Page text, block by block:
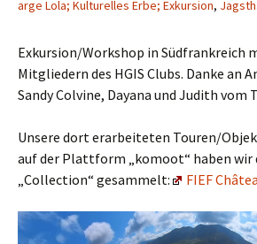
arge Lola; Kulturelles Erbe; Exkursion,
Exkursion/Workshop in Südfrankreich
Mitgliedern des HGIS Clubs. Danke an
Sandy Colvine, Dayana und Judith vom
Unsere dort erarbeiteten Touren/
auf der Plattform „komoot“ haben wir
„Collection“ gesammelt:
FIEF